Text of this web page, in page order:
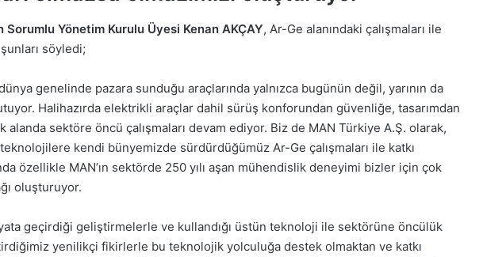
Sorumlu Yönetim Kurulu Üyesi Kenan AKÇAY, Ar-Ge alanındaki çalışmaları ile
söyledi;
genelinde pazara sunduğu araçlarında yalnızca bugünün değil, yarının da
Halihazırda elektrikli araçlar dahil sürüş konforundan güvenliğe, tasarımdan
sektöre öncü çalışmaları devam ediyor. Biz de MAN Türkiye A.Ş. olarak,
kendi bünyemizde sürdürdüğümüz Ar-Ge çalışmaları ile katkı
özellikle MAN’ın sektörde 250 yılı aşan mühendislik deneyimi bizler için çok
oluşturuyor.
geçirdiği geliştirmelerle ve kullandığı üstün teknoloji ile sektörüne öncülük
yenilikçi fikirlerle bu teknolojik yolculuğa destek olmaktan ve katkı